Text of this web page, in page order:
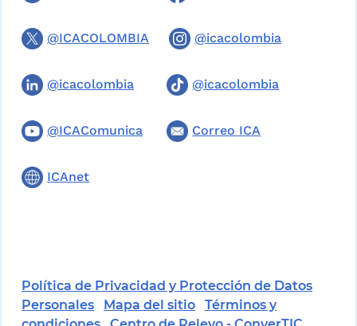
@ICACOLOMBIA @icacolombia
@icacolombia @icacolombia
@ICAComunica Correo ICA
ICAnet
Política de Privacidad y Protección de Datos
Personales
Mapa del sitio
Términos y